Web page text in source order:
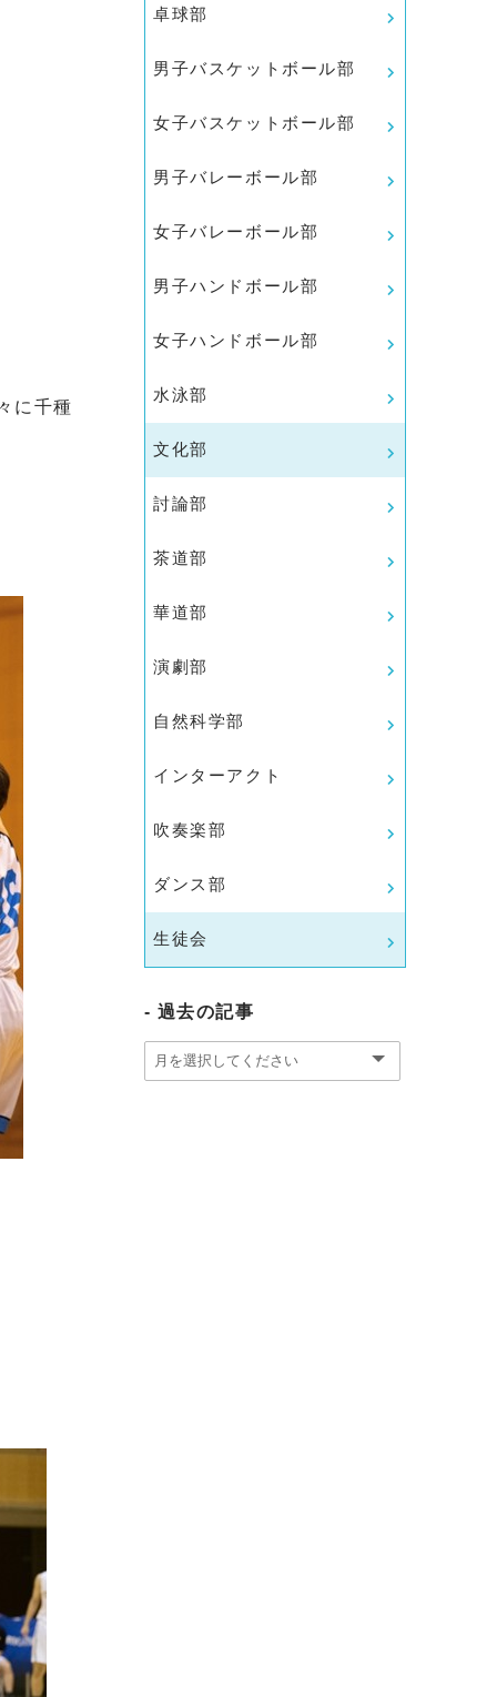
に千種
卓球部
男子バスケットボール部
女子バスケットボール部
男子バレーボール部
女子バレーボール部
男子ハンドボール部
女子ハンドボール部
水泳部
文化部
討論部
茶道部
華道部
演劇部
自然科学部
インターアクト
吹奏楽部
ダンス部
生徒会
過去の記事